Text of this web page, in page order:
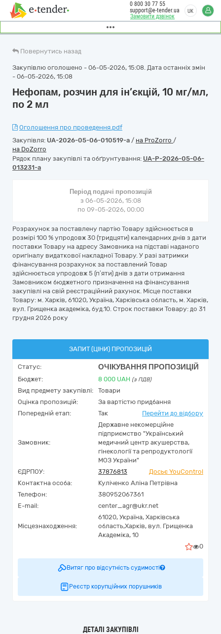
Замовити дзвінок
0 800 30 77 55
support@e-tender.ua
UK
Повернутись назад
Закупівлю оголошено - 06-05-2026, 15:08. Дата останніх змін
- 06-05-2026, 15:08
Нефопам, розчин для ін’єкцій, 10 мг/мл,
по 2 мл
Оголошення про проведення.pdf
Закупівля: UA-2026-05-06-010519-a / на ProZorro /
на DoZorro
Рядок плану закупівлі та обґрунтування: UA-P-2026-05-06-
013231-a
Період подачі пропозицій
з 06-05-2026, 15:08
по 09-05-2026, 00:00
Розрахунок за поставлену партію Товару здійснюється в
розмірі 100 % упродовж 30 (тридцяти) календарних днів з дати
поставки Товару на адресу Замовника на підставі наданого
оригіналу видаткової накладної Товару. У разі затримки
фінансування розрахунок за поставлений Товар
здійснюється упродовж 5 (п’яти) днів з дати отримання
Замовником бюджетного призначення на фінансування
закупівлі на свій реєстраційний рахунок. Місце поставки
Товару: м. Харків, 61020, Україна, Харківська область, м. Харків,
вул. Грищенка академіка, буд.10. Строк поставки Товару: до 31
грудня 2026 року
ЗАПИТ (ЦІНИ) ПРОПОЗИЦІЙ
Статус: ОЧІКУВАННЯ ПРОПОЗИЦІЙ
Бюджет: 8 000 UAH (з ПДВ)
Вид предмету закупівлі:
Товари
Оцінка пропозицій:
За вартістю придбання
Попередній етап:
Так Перейти до відбору
Замовник:
Державне некомерційне
підприємство "Український
медичний центр акушерства,
гінекології та репродуктології
МОЗ України"
ЄДРПОУ:
37876813
Досьє YouControl
Контактна особа:
Куліченко Аліна Петрівна
Телефон:
380952067361
E-mail:
center_agr@ukr.net
Місцезнаходження:
61020, Україна, Харківська
область,Харків, вул. Грищенка
Академіка, 10
0
Витяг про відсутність судимості
Реєстр корупційних порушників
ДЕТАЛІ ЗАКУПІВЛІ